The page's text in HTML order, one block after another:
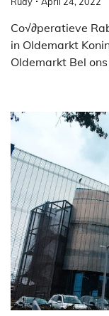
Co√∂peratieve
in Oldemarkt
Oldemarkt Bel